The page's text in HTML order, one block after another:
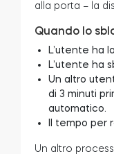
alla porta – la
Quando lo
L’utente ha
L’utente ha
Un altro
di 3 minuti
automatico.
Il tempo per
Un altro